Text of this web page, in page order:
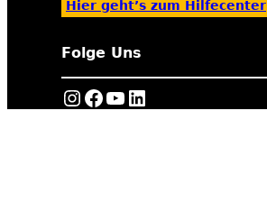
Hier geht’s zum Hilfecenter
Folge Uns
https://www.instagram.com/tigerexped/ Facebook YouTube LinkedIn